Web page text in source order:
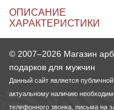
ОПИСАНИЕ
ХАРАКТЕРИСТИКИ
© 2007–2026 Магазин
подарков для мужчин
Данный сайт является
актуальному наличию
телефонного звонка, письма на